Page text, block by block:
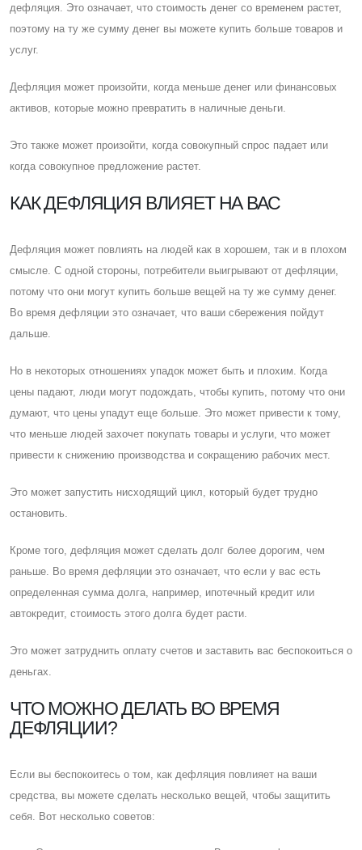
дефляция. Это означает, что стоимость денег со временем растет,
поэтому на ту же сумму денег вы можете купить больше товаров и
услуг.
Дефляция может произойти, когда меньше денег или финансовых
активов, которые можно превратить в наличные деньги.
Это также может произойти, когда совокупный спрос падает или
когда совокупное предложение растет.
КАК ДЕФЛЯЦИЯ ВЛИЯЕТ НА ВАС
Дефляция может повлиять на людей как в хорошем, так и в плохом
смысле. C одной стороны, потребители выигрывают от дефляции,
потому что они могут купить больше вещей на ту же сумму денег.
Во время дефляции это означает, что ваши сбережения пойдут
дальше.
Но в некоторых отношениях упадок может быть и плохим. Когда
цены падают, люди могут подождать, чтобы купить, потому что они
думают, что цены упадут еще больше. Это может привести к тому,
что меньше людей захочет покупать товары и услуги, что может
привести к снижению производства и сокращению рабочих мест.
Это может запустить нисходящий цикл, который будет трудно
остановить.
Кроме того, дефляция может сделать долг более дорогим, чем
раньше. Во время дефляции это означает, что если у вас есть
определенная сумма долга, например, ипотечный кредит или
автокредит, стоимость этого долга будет расти.
Это может затруднить оплату счетов и заставить вас беспокоиться о
деньгах.
ЧТО МОЖНО ДЕЛАТЬ ВО ВРЕМЯ
ДЕФЛЯЦИИ?
Eсли вы беспокоитесь о том, как дефляция повлияет на ваши
средства, вы можете сделать несколько вещей, чтобы защитить
себя. Вот несколько советов: